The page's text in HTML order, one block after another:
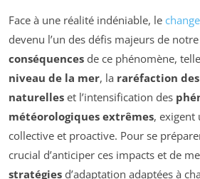
Face à une réalité indéniable, le
devenu l’un des défis majeurs de
conséquences de ce phénomène,
niveau de la mer, la raréfaction
naturelles et l’intensification des
météorologiques extrêmes, exigent
collective et proactive. Pour se
crucial d’anticiper ces impacts et de
stratégies d’adaptation adaptées à